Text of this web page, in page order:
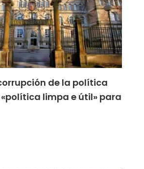
de la política
limpa e útil» para